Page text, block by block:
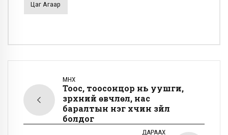
Цаг Агаар
ӨМНӨХ
Тоос, тоосонцор нь уушги,
зүрхний өвчлөл, нас
баралтын нэг хүчин зүйл
болдог
ДАРААХ